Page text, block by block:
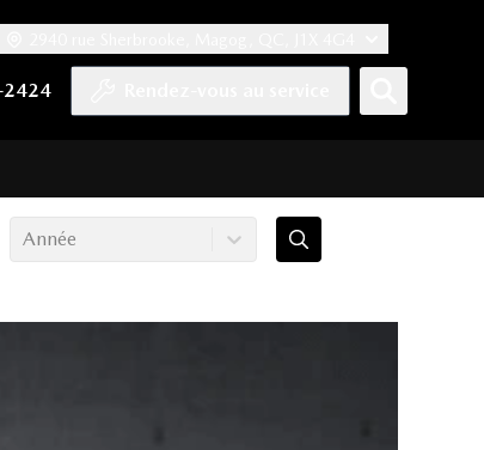
YouTubeTiktok
compte LinkedIn
notre compte Instagram
Année